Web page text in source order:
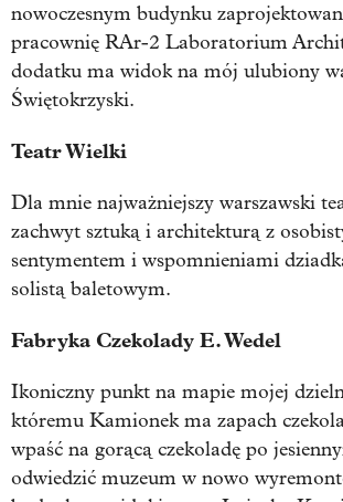
nowoczesnym budynku
pracownię RAr-2 Laboratorium
dodatku ma widok na mój ulubiony
Świętokrzyski.
Teatr Wielki
Dla mnie najważniejszy warszawski
zachwyt sztuką i architekturą z
sentymentem i wspomnieniami
solistą baletowym.
Fabryka Czekolady E. Wedel
Ikoniczny punkt na mapie mojej
któremu Kamionek ma zapach
wpaść na gorącą czekoladę po
odwiedzić muzeum w nowo